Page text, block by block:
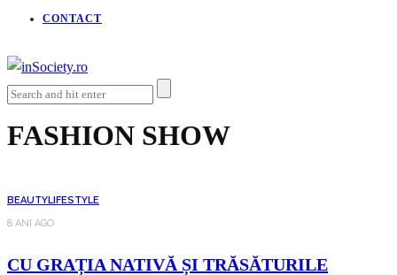
CONTACT
FASHION SHOW
BEAUTYLIFESTYLE
8 ANI AGO
CU GRAȚIA NATIVĂ ȘI TRĂSĂTURILE